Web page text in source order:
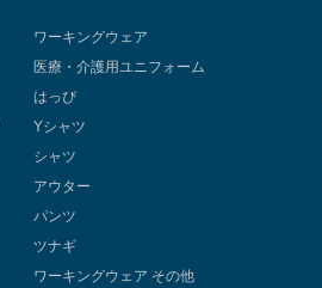
ワーキングウェア
医療・介護用ユニフォーム
はっぴ
Yシャツ
シャツ
アウター
パンツ
ツナギ
ワーキングウェア その他